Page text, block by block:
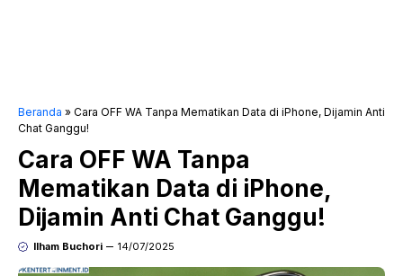
Beranda » Cara OFF WA Tanpa Mematikan Data di iPhone, Dijamin Anti
Chat Ganggu!
Cara OFF WA Tanpa
Mematikan Data di iPhone,
Dijamin Anti Chat Ganggu!
Ilham Buchori 14/07/2025